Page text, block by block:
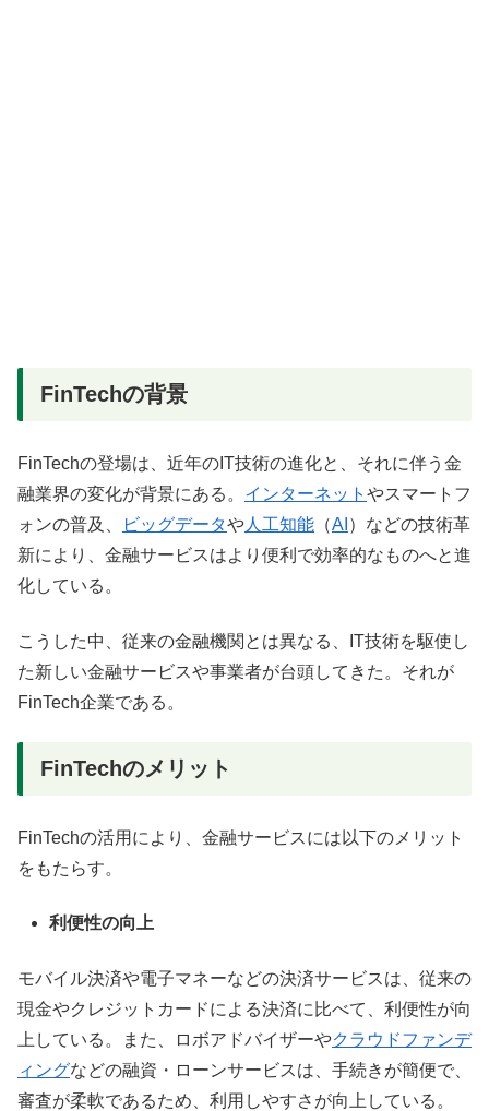
FinTechの背景
FinTechの登場は、近年のIT技術の進化と、それに伴う金
融業界の変化が背景にある。 インターネット やスマートフ
ォンの普及、
ビッグデータや人工知能 （AI ）などの技術革
新により、金融サービスはより便利で効率的なものへと進
化している。
こうした中、従来の金融機関とは異なる、IT技術を駆使し
た新しい金融サービスや事業者が台頭してきた。それが
FinTech企業である。
FinTechのメリット
FinTechの活用により、金融サービスには以下のメリット
をもたらす。
利便性の向上
モバイル決済や電子マネーなどの決済サービスは、従来の
現金やクレジットカードによる決済に比べて、利便性が向
上している。また、ロボアドバイザーやクラウドファンデ
ィングなどの融資・ローンサービスは、手続きが簡便で、
審査が柔軟であるため、利用しやすさが向上している。